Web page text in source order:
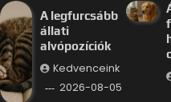
A legfurcsább
állati
alvópozíciók
Kedvenceink
2026-08-05